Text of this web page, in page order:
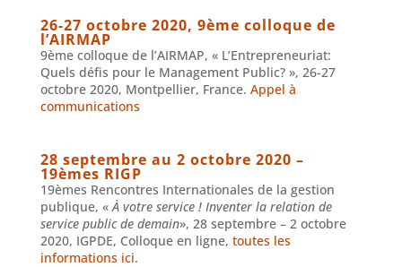
26-27 octobre 2020, 9ème colloque de
l’AIRMAP
9ème colloque de l’AIRMAP, « L’Entrepreneuriat:
Quels défis pour le Management Public? », 26-27
octobre 2020, Montpellier, France. Appel à
communications
28 septembre au 2 octobre 2020 –
19èmes RIGP
19èmes Rencontres Internationales de la gestion
publique, «À votre service ! Inventer la relation de
service public de demain», 28 septembre – 2 octobre
2020, IGPDE, Colloque en ligne, toutes les
informations ici.